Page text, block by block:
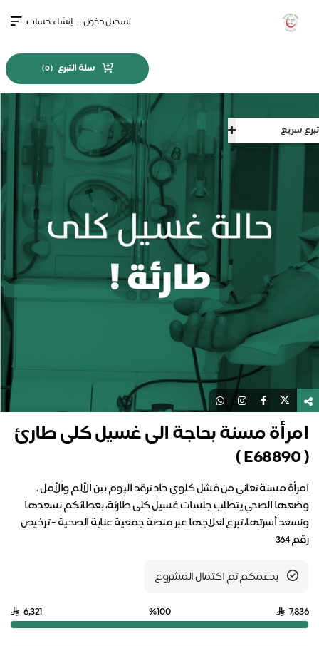
تبرع سريع
تسجيل دخول | إنشاء حساب
سلة التبرع (
0
)
امرأة مسنة بحاجة الى غسيل كلى طارئ
( E68890 )
امرأة مسنة تعاني من فشل كلوي حاد ترقد اليوم بين الألم والأمل .
وضعها الصحي يتطلب جلسات غسيل كلى طارئة، بعطائكم نسعدها
ونسعد أسرتها، تبرع لعلاجها عبر منصة جمعية عناية الصحية - ترخيص
رقم 364
بدعمكم تم اكتمال المشروع
7,836
%100
6,321